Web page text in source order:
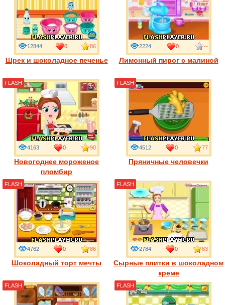
Шрек и шоколадное печенье
12844 0 86
Лимонный пирог с малиной
2224 0 --
Новогоднее мороженое
пломбир
4163 0 90
FLASH
Пряничные человечки
4512 0 77
FLASH
Шоколадный торт мечты
4762 0 86
FLASH
Сырные плитки в шоколадном
креме
2784 0 83
FLASH
FLASH FLASH